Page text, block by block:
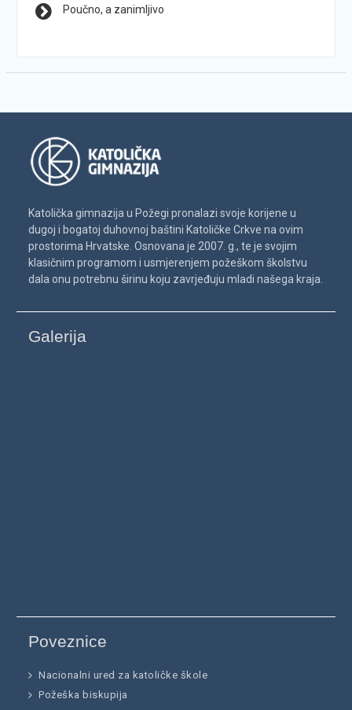
Poučno, a zanimljivo
Katolička gimnazija u Požegi pronalazi svoje korijene u
dugoj i bogatoj duhovnoj baštini Katoličke Crkve na ovim
prostorima Hrvatske. Osnovana je 2007. g., te je svojim
klasičnim programom i usmjerenjem požeškom školstvu
dala onu potrebnu širinu koju zavrjeđuju mladi našega kraja.
Galerija
Poveznice
Nacionalni ured za katoličke škole
Požeška biskupija